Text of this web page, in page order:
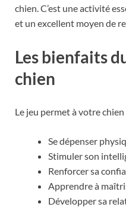
chien. C’est une activité
et un excellent moyen de
Les bienfaits
chien
Le jeu permet à votre chien
Se dépenser
Stimuler son
Renforcer sa
Apprendre à
Développer sa